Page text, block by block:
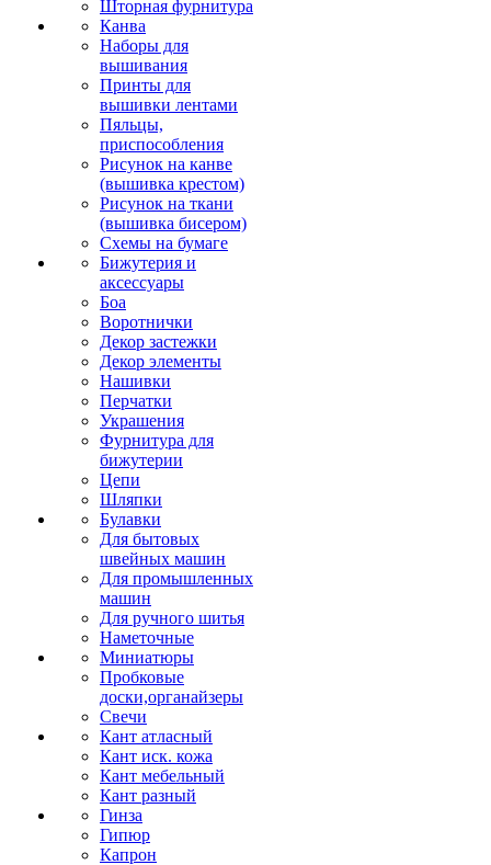
Шторная фурнитура
Канва
Наборы для
вышивания
Принты для
вышивки лентами
Пяльцы,
приспособления
Рисунок на канве
(вышивка крестом)
Рисунок на ткани
(вышивка бисером)
Схемы на бумаге
Бижутерия и
аксессуары
Боа
Воротнички
Декор застежки
Декор элементы
Нашивки
Перчатки
Украшения
Фурнитура для
бижутерии
Цепи
Шляпки
Булавки
Для бытовых
швейных машин
Для промышленных
машин
Для ручного шитья
Наметочные
Миниатюры
Пробковые
доски,органайзеры
Свечи
Кант атласный
Кант иск. кожа
Кант мебельный
Кант разный
Гинза
Гипюр
Капрон